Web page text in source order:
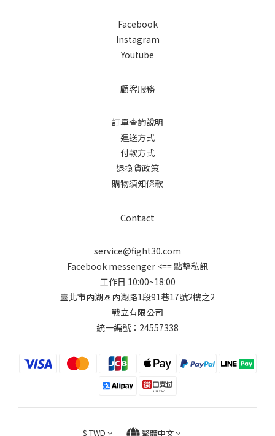
Facebook
Instagram
Youtube
顧客服務
訂單查詢說明
運送方式
付款方式
退換貨政策
購物須知條款
Contact
service@fight30.com
Facebook messenger <== 點擊私訊
工作日 10:00~18:00
臺北市內湖區內湖路1段91巷17號2樓之2
戰立有限公司
統一編號：24557338
$ TWD 繁體中文